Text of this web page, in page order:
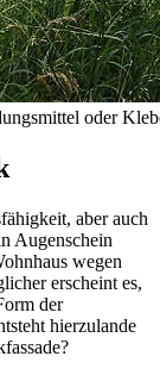
oder
aber auch
Augenschein
wegen
erscheint es,
der
hierzulande